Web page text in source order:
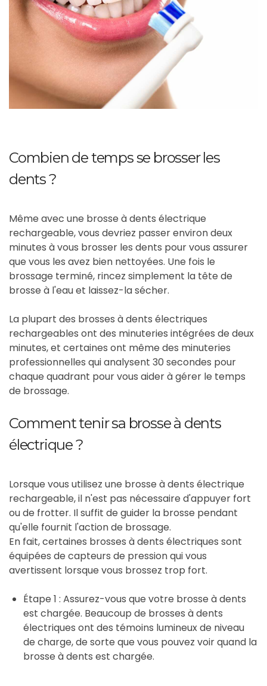
Combien de temps se brosser les
dents ?
Même avec une brosse à dents électrique
rechargeable, vous devriez passer environ deux
minutes à vous brosser les dents pour vous assurer
que vous les avez bien nettoyées. Une fois le
brossage terminé, rincez simplement la tête de
brosse à l'eau et laissez-la sécher.
La plupart des brosses à dents électriques
rechargeables ont des minuteries intégrées de deux
minutes, et certaines ont même des minuteries
professionnelles qui analysent 30 secondes pour
chaque quadrant pour vous aider à gérer le temps
de brossage.
Comment tenir sa brosse à dents
électrique ?
Lorsque vous utilisez une brosse à dents électrique
rechargeable, il n'est pas nécessaire d'appuyer fort
ou de frotter. Il suffit de guider la brosse pendant
qu'elle fournit l'action de brossage.
En fait, certaines brosses à dents électriques sont
équipées de capteurs de pression qui vous
avertissent lorsque vous brossez trop fort.
Étape 1 : Assurez-vous que votre brosse à dents
est chargée. Beaucoup de brosses à dents
électriques ont des témoins lumineux de niveau
de charge, de sorte que vous pouvez voir quand la
brosse à dents est chargée.